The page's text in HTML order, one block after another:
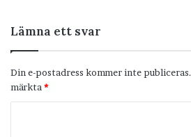
Lämna ett svar
Din e-postadress kommer inte publiceras.
märkta *